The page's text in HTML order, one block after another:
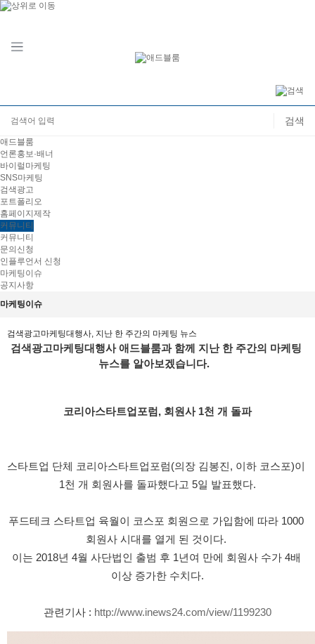
애드블룸
언론홍보·배너
바이럴마케팅
SNS마케팅
검색광고
포트폴리오
홈페이지제작
커뮤니티
커뮤니티
문의신청
인플루언서 신청
마케팅이슈
공지사항
마케팅이슈
검색광고마케팅대행사, 지난 한 주간의 마케팅 뉴스
검색광고마케팅대행사 애드블룸과 함께 지난 한 주간의 마케팅
뉴스를 알아보겠습니다.
코리아스타트업포럼, 회원사 1천 개 돌파
스타트업 단체 코리아스타트업포럼(의장 김봉진, 이하 코스포)이
1천 개 회원사를 돌파했다고 5일 발표했다.
푸드테크 스타트업 육월이 코스포 회원으로 가입함에 따라 1000
회원사 시대를 열게 된 것이다.
이는 2018년 4월 사단법인 출범 후 1년여 만에 회원사 수가 4배
이상 증가한 수치다.
관련기사 : http://www.inews24.com/view/1199230